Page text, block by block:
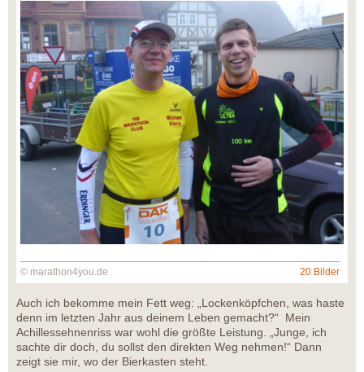
© marathon4you.de 20 Bilder
Auch ich bekomme mein Fett weg: „Lockenköpfchen, was haste
denn im letzten Jahr aus deinem Leben gemacht?“ Mein
Achillessehnenriss war wohl die größte Leistung. „Junge, ich
sachte dir doch, du sollst den direkten Weg nehmen!“ Dann
zeigt sie mir, wo der Bierkasten steht.